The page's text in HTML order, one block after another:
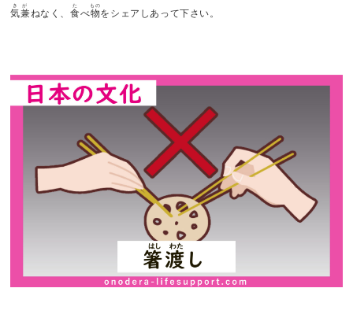
気兼
きが
ねなく、食
た
べ物
もの
をシェアしあって下さい。